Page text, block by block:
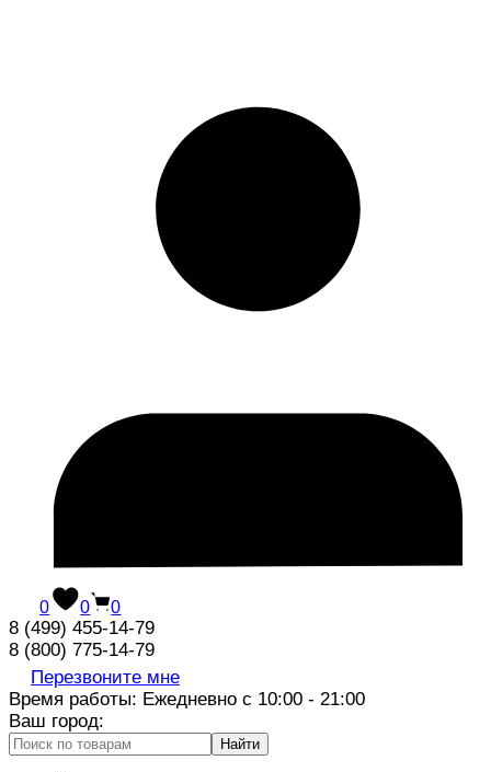
0 0 0
8 (499) 455-14-79
8 (800) 775-14-79
Перезвоните мне
Время работы: Ежедневно с 10:00 - 21:00
Ваш город:
Найти